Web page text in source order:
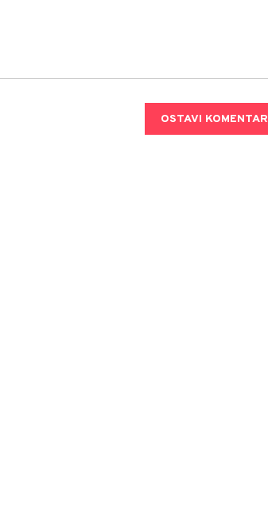
OSTAVI KOMENTAR